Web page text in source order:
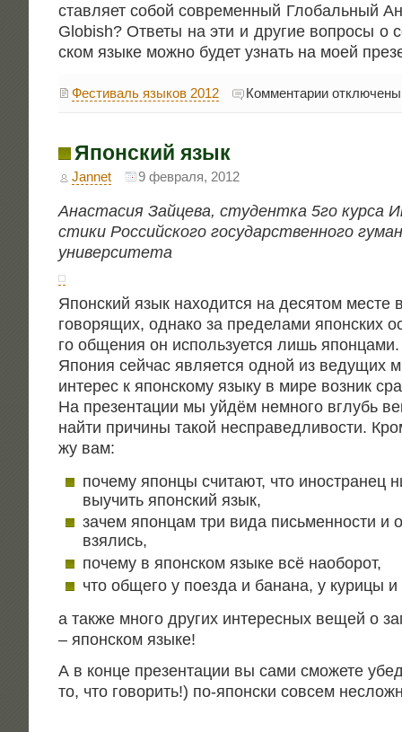
став­ля­ет собой совре­мен­ный Гло­баль­ный
Globish? Отве­ты на эти и дру­гие вопро­сы о
ском язы­ке мож­но будет узнать на моей
Фестиваль языков 2012 Комментариик
записи
отключены
Японский язык
Jannet 9 февраля, 2012
Ана­ста­сия Зай­це­ва, сту­дент­ка 5го кур­са
сти­ки Рос­сий­ско­го госу­дар­ствен­но­го
университета
Япон­ский язык нахо­дит­ся на деся­том месте
гово­ря­щих, одна­ко за пре­де­ла­ми япон­ских
го обще­ния он исполь­зу­ет­ся лишь
Япо­ния сей­час явля­ет­ся одной из веду­щих
инте­рес к япон­ско­му язы­ку в мире воз­ник
На пре­зен­та­ции мы уйдём немно­го вглубь
най­ти при­чи­ны такой неспра­вед­ли­во­сти.
жу вам:
поче­му япон­цы счи­та­ют, что ино­стра­нец
выучить япон­ский язык,
зачем япон­цам три вида пись­мен­но­сти и
взялись,
поче­му в япон­ском язы­ке всё наоборот,
что обще­го у поез­да и бана­на, у кури­цы и
а так­же мно­го дру­гих инте­рес­ных вещей о
– япон­ском языке!
А в кон­це пре­зен­та­ции вы сами смо­же­те
то, что гово­рить!) по-япон­ски совсем